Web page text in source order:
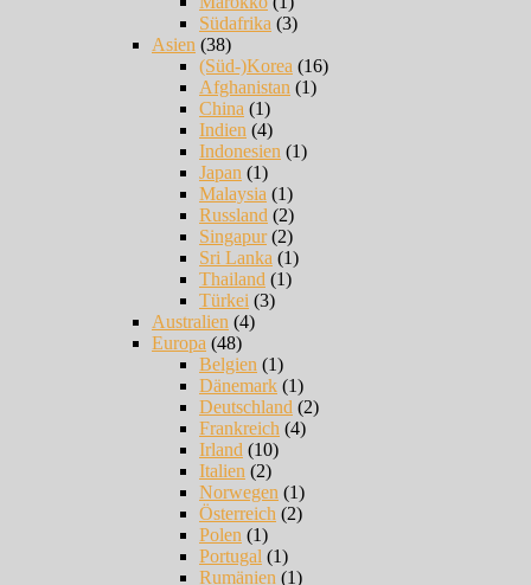
Südafrika (3)
Asien (38)
(Süd-)Korea (16)
Afghanistan (1)
China (1)
Indien (4)
Indonesien (1)
Japan (1)
Malaysia (1)
Russland (2)
Singapur(2)
Sri Lanka (1)
Thailand (1)
Türkei (3)
Australien (4)
Europa (48)
Belgien (1)
Dänemark (1)
Deutschland (2)
Frankreich (4)
Irland (10)
Italien (2)
Norwegen (1)
Österreich (2)
Polen (1)
Portugal (1)
Rumänien (1)